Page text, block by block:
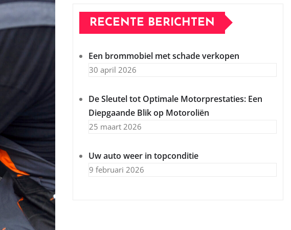
RECENTE BERICHTEN
Een brommobiel met schade verkopen
30 april 2026
De Sleutel tot Optimale Motorprestaties: Een
Diepgaande Blik op Motoroliën
25 maart 2026
Uw auto weer in topconditie
9 februari 2026